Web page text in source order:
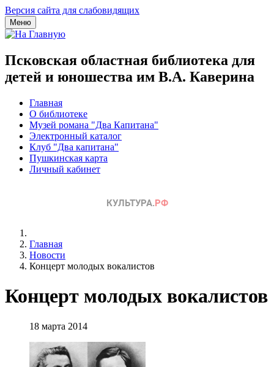
Версия сайта для слабовидящих
Меню
Псковская областная библиотека для
детей и юношества им В.А. Каверина
Главная
О библиотеке
Музей романа "Два Капитана"
Электронный каталог
Клуб "Два капитана"
Пушкинская карта
Личный кабинет
Главная
Новости
Концерт молодых вокалистов
Концерт молодых вокалистов
18 марта 2014